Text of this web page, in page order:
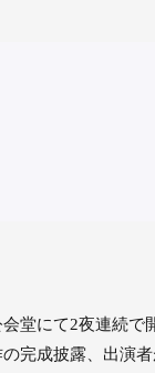
堂にて2夜連続で
完成披露、出演